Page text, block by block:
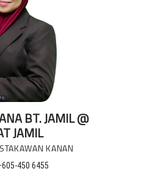
BT. JAMIL @
JAMIL
KANAN
450 6455